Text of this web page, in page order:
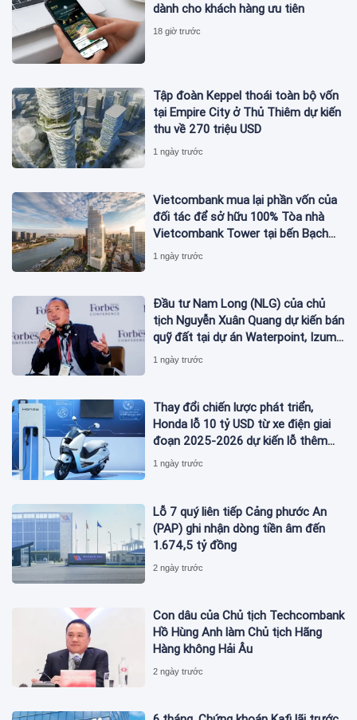
dành cho khách hàng ưu tiên
18 giờ trước
Tập đoàn Keppel thoái toàn bộ vốn
tại Empire City ở Thủ Thiêm dự kiến
thu về 270 triệu USD
1 ngày trước
Vietcombank mua lại phần vốn của
đối tác để sở hữu 100% Tòa nhà
Vietcombank Tower tại bến Bạch
Đằng
1 ngày trước
Đầu tư Nam Long (NLG) của chủ
tịch Nguyễn Xuân Quang dự kiến bán
quỹ đất tại dự án Waterpoint, Izumi
City
1 ngày trước
Thay đổi chiến lược phát triển,
Honda lỗ 10 tỷ USD từ xe điện giai
đoạn 2025-2026 dự kiến lỗ thêm
3,3 tỷ USD giai đoạn 2026-2027
1 ngày trước
Lỗ 7 quý liên tiếp Cảng phước An
(PAP) ghi nhận dòng tiền âm đến
1.674,5 tỷ đồng
2 ngày trước
Con dâu của Chủ tịch Techcombank
Hồ Hùng Anh làm Chủ tịch Hãng
Hàng không Hải Âu
2 ngày trước